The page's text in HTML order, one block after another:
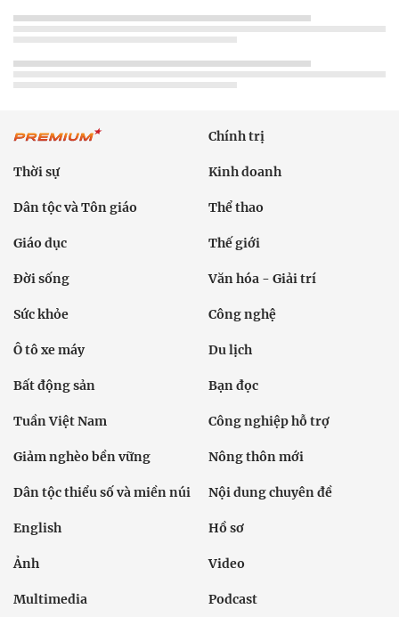
Chính trị
Thời sự Kinh doanh
Dân tộc và Tôn giáo Thể thao
Giáo dục Thế giới
Đời sống Văn hóa - Giải trí
Sức khỏe Công nghệ
Ô tô xe máy Du lịch
Bất động sản Bạn đọc
Tuần Việt Nam Công nghiệp hỗ trợ
Giảm nghèo bền vững Nông thôn mới
Dân tộc thiểu số và miền núi Nội dung chuyên đề
English Hồ sơ
Ảnh Video
Multimedia Podcast